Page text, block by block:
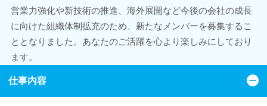
営業力強化や新技術の推進、海外展開など今後の会社の成長
に向けた組織体制拡充のため、新たなメンバーを募集するこ
ととなりました。あなたのご活躍を心より楽しみにしており
ます。
仕事内容